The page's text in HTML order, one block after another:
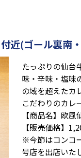
近(ゴール裏南・
たっぷりの仙台
味・辛味・塩味
の域を超えたカ
こだわりのカレ
【商品名】欧
【販売価格】
※今節はコンコ
号店を出店いた